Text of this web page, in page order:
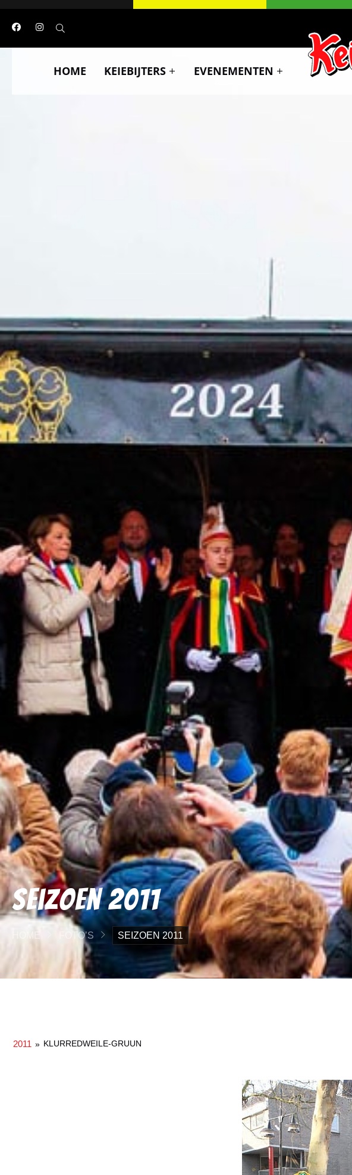
HOME KEIEBIJTERS EVENEMENTEN
Seizoen 2011
HOME FOTO’S SEIZOEN 2011
2011 » KLURREDWEILE-GRUUN